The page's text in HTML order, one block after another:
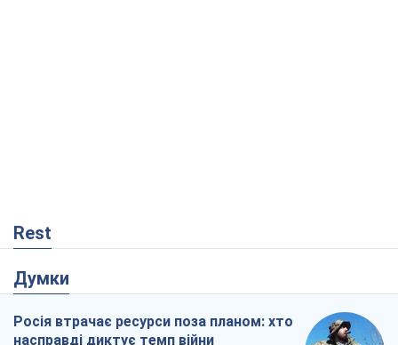
Rest
Думки
Росія втрачає ресурси поза планом: хто
насправді диктує темп війни